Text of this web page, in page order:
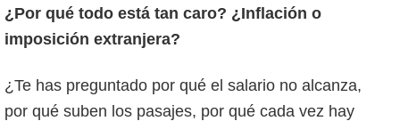
¿Por qué todo está tan caro? ¿Inflación o
imposición extranjera?
¿Te has preguntado por qué el salario no alcanza,
por qué suben los pasajes, por qué cada vez hay